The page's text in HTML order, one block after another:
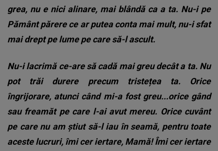
grea, nu e nici alinare, mai blândă ca a ta. Nu-i pe
Pământ părere ce ar putea conta mai mult, nu-i sfat
mai drept pe lume pe care să-l ascult.
Nu-i lacrimă ce-are să cadă mai greu decât a ta. Nu
pot trăi durere precum tristețea ta. Orice
îngrijorare, atunci când mi-a fost greu...orice gând
sau freamăt pe care l-ai avut mereu. Orice cuvânt
pe care nu am știut să-l iau în seamă, pentru toate
aceste lucruri, îmi cer iertare, Mamă! Îmi cer iertare